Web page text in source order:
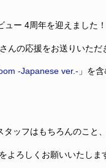
ー 4周年を迎えました
んの応援をお送りいただ
-Japanese ver.- 」を
ッフはもちろんのこと
よろしくお願いいたしま